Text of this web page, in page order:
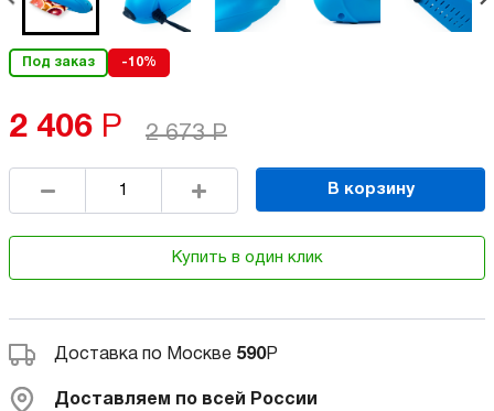
Под заказ -10%
2 406 Р 2 673 Р
В корзину
Купить в один клик
Доставка по Москве 590Р
Доставляем по всей России